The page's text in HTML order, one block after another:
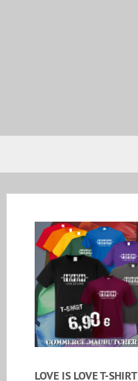
LOVE IS LOVE T-SHIRT